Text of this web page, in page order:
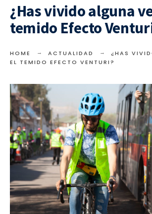
¿Has vivido alguna
temido Efecto
HOME ACTUALIDAD
¿HAS
EL TEMIDO EFECTO VENTURI?